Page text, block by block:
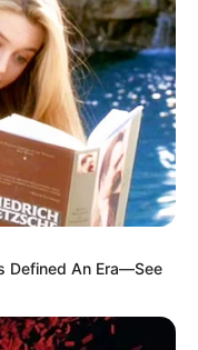
Defined An Era—See